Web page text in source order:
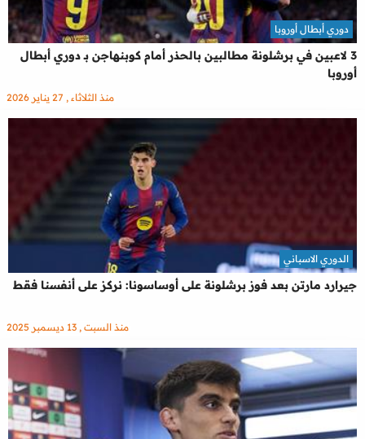
3 لاعبين في برشلونة مطالبين بالحذر أمام كوبنهاجن بـ دوري أبطال
أوروبا
دوري أبطال أوروبا
منذ الثلاثاء , 27 يناير 2026
جيرارد مارتن بعد فوز برشلونة على أوساسونا: نركز على أنفسنا فقط
الدوري الاسباني
منذ السبت , 13 ديسمبر 2025